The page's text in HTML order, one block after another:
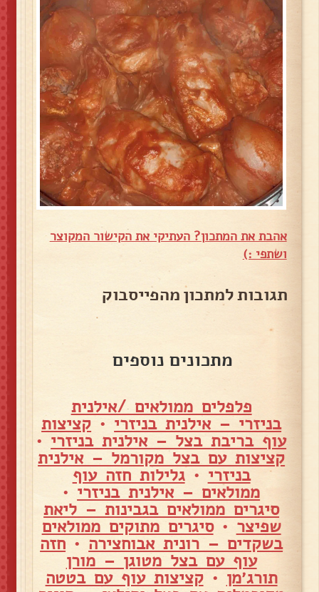
אהבת את המתכון? העתיקי את הקישור המקוצר
ושתפי :)
תגובות למתכון מהפייסבוק
מתכונים נוספים
פלפלים ממולאים /אילנית
בניזרי – אילנית בניזרי • קציצות
עוף בריבת בצל – אילנית בניזרי •
קציצות עם בצל מקורמל – אילנית
בניזרי •גלילות חזה עוף
ממולאים – אילנית בניזרי •
סיגרים ממולאים בגבינות – ליאת
שפיצר •סיגרים מתוקים ממולאים
בשקדים – רונית אבוחצירה • חזה
עוף עם בצל מטוגן – מורן
תורג׳מן •קציצות עוף עם בטטה